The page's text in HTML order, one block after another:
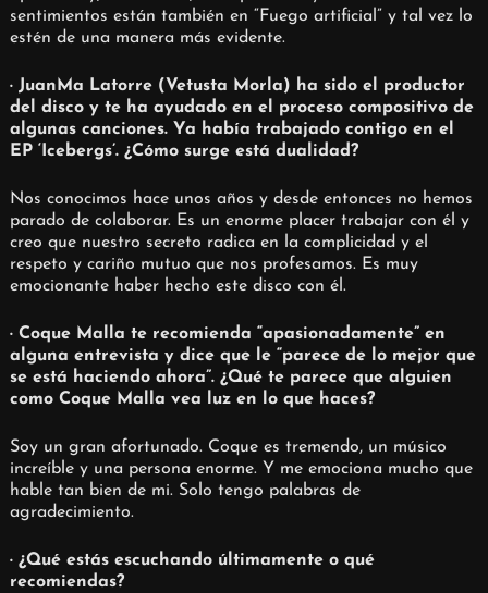
sentimientos están también en “Fuego artificial” y tal vez lo
estén de una manera más evidente.
· JuanMa Latorre (Vetusta Morla) ha sido el productor
del disco y te ha ayudado en el proceso compositivo de
algunas canciones. Ya había trabajado contigo en el
EP ‘Icebergs’. ¿Cómo surge está dualidad?
Nos conocimos hace unos años y desde entonces no hemos
parado de colaborar. Es un enorme placer trabajar con él y
creo que nuestro secreto radica en la complicidad y el
respeto y cariño mutuo que nos profesamos. Es muy
emocionante haber hecho este disco con él.
· Coque Malla te recomienda “apasionadamente” en
alguna entrevista y dice que le “parece de lo mejor que
se está haciendo ahora”. ¿Qué te parece que alguien
como Coque Malla vea luz en lo que haces?
Soy un gran afortunado. Coque es tremendo, un músico
increíble y una persona enorme. Y me emociona mucho que
hable tan bien de mi. Solo tengo palabras de
agradecimiento.
· ¿Qué estás escuchando últimamente o qué
recomiendas?